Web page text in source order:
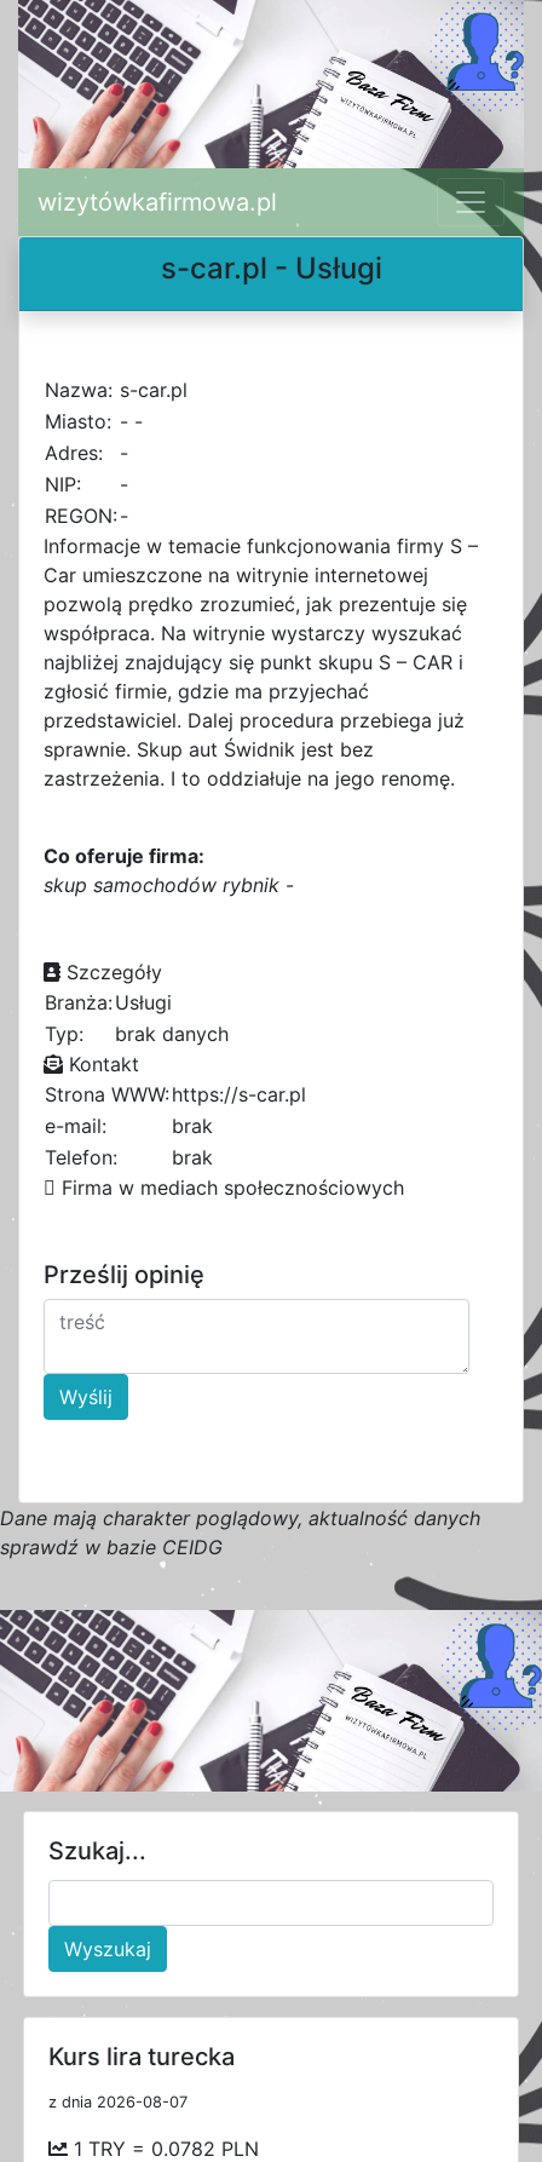
wizytówkafirmowa.pl
s-car.pl - Usługi
Nazwa: s-car.pl
Miasto: - -
Adres:
-
NIP:
-
REGON:-
Informacje w temacie funkcjonowania firmy S –
Car umieszczone na witrynie internetowej
pozwolą prędko zrozumieć, jak prezentuje się
współpraca. Na witrynie wystarczy wyszukać
najbliżej znajdujący się punkt skupu S – CAR i
zgłosić firmie, gdzie ma przyjechać
przedstawiciel. Dalej procedura przebiega już
sprawnie. Skup aut Świdnik jest bez
zastrzeżenia. I to oddziałuje na jego renomę.
Co oferuje firma:
skup samochodów rybnik -
Szczegóły
Branża:Usługi
Typ:
brak danych
Kontakt
Strona WWW:https://s-car.pl
e-mail:
brak
Telefon:
brak
Firma w mediach społecznościowych
Prześlij opinię
Wyślij
Dane mają charakter poglądowy, aktualność danych
sprawdź w bazie CEIDG
Szukaj...
Wyszukaj
Kurs lira turecka
z dnia 2026-08-07
1 TRY = 0.0782 PLN